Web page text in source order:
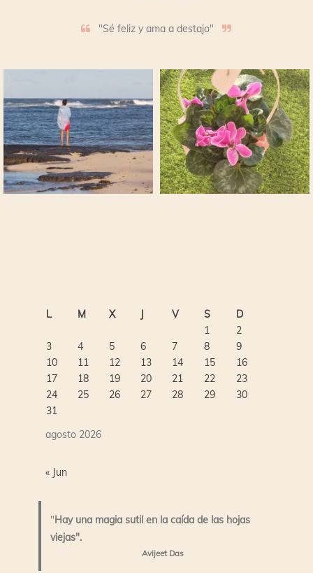
"Sé feliz y ama a destajo"
agosto 2026
L M X V S
D
1
2
3
4 5 6 7 8
9
10
11 12 13 14 15
16
17
18 19 20 21 22
23
24
25 26 27 28 29
30
31
« Jun
"Hay una magia sutil en la caída de las hojas
viejas".
Avijeet Das